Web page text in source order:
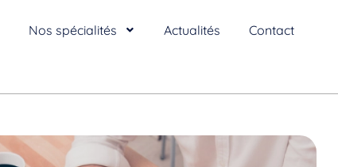
Nos spécialités Actualités Contact